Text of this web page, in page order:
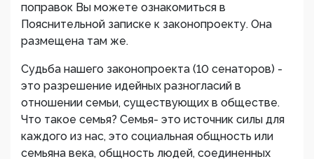
поправок Вы можете ознакомиться в
Пояснительной записке к законопроекту. Она
размещена там же.
Судьба нашего законопроекта (10 сенаторов) -
это разрешение идейных разногласий в
отношении семьи, существующих в обществе.
Что такое семья? Семья- это источник силы для
каждого из нас, это социальная общность или
семьяна века, общность людей, соединенных